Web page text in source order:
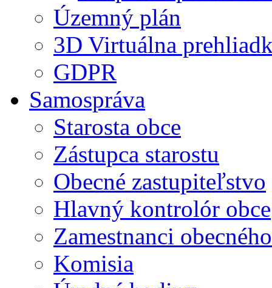
Územný plán
3D Virtuálna
GDPR
Samospráva
Starosta obce
Zástupca starostu
Obecné zastupiteľstvo
Hlavný kontrolór obce
Zamestnanci
Komisia